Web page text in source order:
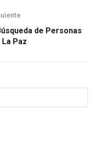
de Personas
Paz